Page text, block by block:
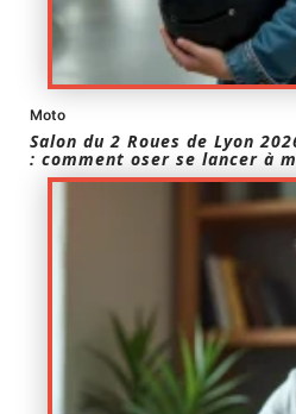
Moto
Salon du 2 Roues de Lyon
: comment oser se lancer à